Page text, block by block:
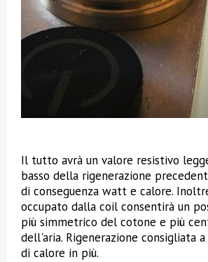
Il tutto avrà un valore resistivo
basso della rigenerazione
di conseguenza watt e calore.
occupato dalla coil consentirà un
più simmetrico del cotone e più
dell'aria. Rigenerazione consigliata
di calore in più.